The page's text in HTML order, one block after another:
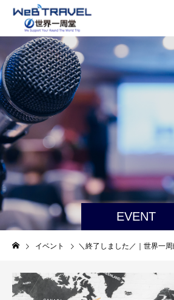
EVENT
イベント ＼終了しました／｜世界一周航空券オンラインセミナー】失敗しない